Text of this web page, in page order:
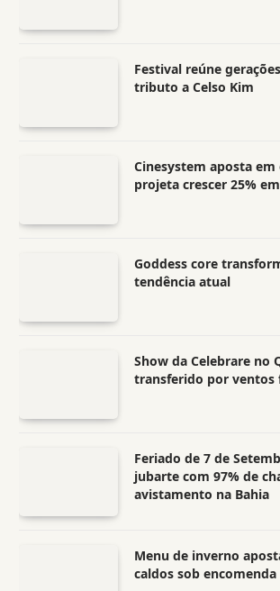
Festival reúne
tributo a Celso Kim
Cinesystem aposta em
projeta crescer 25%
Goddess core
tendência atual
Show da Celebrare no
transferido por ventos
Feriado de 7 de
jubarte com 97% de
avistamento na Bahia
Menu de inverno
caldos sob encomenda